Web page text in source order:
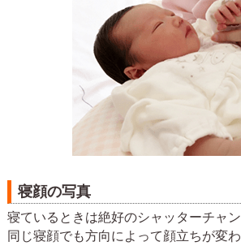
寝顔の写真
寝ているときは絶好のシャッターチャン
同じ寝顔でも方向によって顔立ちが変